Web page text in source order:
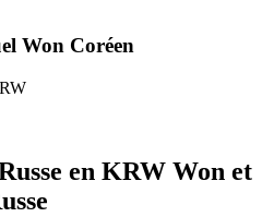
Won Coréen
en KRW Won et